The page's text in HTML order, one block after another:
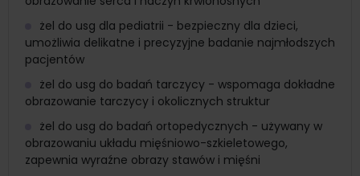
żel do usg dla pediatrii - bezpieczny dla dzieci,
umożliwia delikatne i precyzyjne badanie najmłodszych
pacjentów
żel do usg do badań tarczycy - wspomaga dokładne
obrazowanie tarczycy i okolicznych struktur
żel do usg do badań ortopedycznych - używany w
obrazowaniu układu mięśniowo-szkieletowego,
zapewnia wyraźne obrazy stawów i mięśni